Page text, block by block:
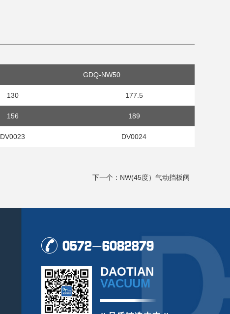
GDQ-NW50
130 177.5
156 189
DV0023 DV0024
下一个：NW(45度）气动挡板阀
0572-6082879
DAOTIAN
VACUUM